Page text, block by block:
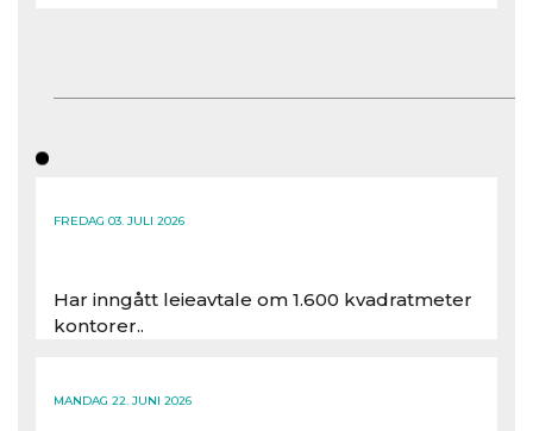
FREDAG 03. JULI 2026
Har inngått leieavtale om 1.600 kvadratmeter
kontorer..
MANDAG 22. JUNI 2026